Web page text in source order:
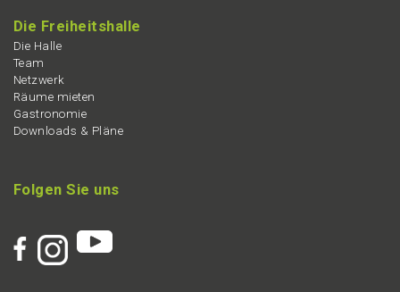
Die Freiheits­hal­le
Die Halle
Team
Netzwerk
Räume mieten
Gastro­no­mie
Downloads & Pläne
Folgen Sie uns